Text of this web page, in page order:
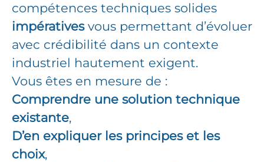
compétences techniques solides
impératives vous permettant d’évoluer
avec crédibilité dans un contexte
industriel hautement exigent.
Vous êtes en mesure de :
Comprendre une solution technique
existante,
D’en expliquer les principes et les
choix,